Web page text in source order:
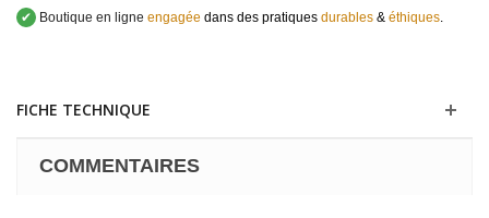
✔
Boutique en ligne engagée dans des pratiques durables & éthiques.
FICHE TECHNIQUE
COMMENTAIRES